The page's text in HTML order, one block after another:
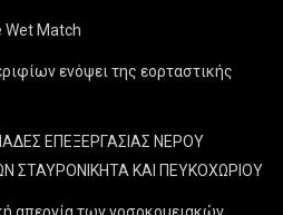
Wet Match
ενόψει της εορταστικής
ΕΠΕΞΕΡΓΑΣΙΑΣ ΝΕΡΟΥ
ΣΤΑΥΡΟΝΙΚΗΤΑ ΚΑΙ ΠΕΥΚΟΧΩΡΙΟΥ